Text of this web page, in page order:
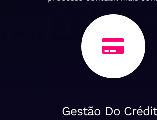
Gestão Do